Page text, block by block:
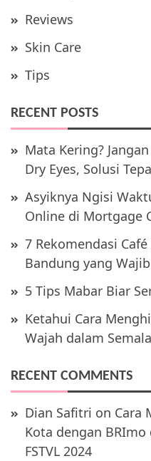
Reviews
Skin Care
Tips
RECENT POSTS
Mata Kering?
Dry Eyes, Solusi
Asyiknya Ngisi
Online di Mortgage
7 Rekomendasi
Bandung yang
5 Tips Mabar Biar
Ketahui Cara
Wajah dalam
RECENT COMMENTS
Dian Safitri on Cara
Kota dengan
FSTVL 2024